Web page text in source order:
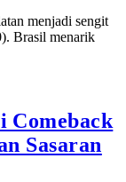
menjadi sengit
Brasil menarik
Comeback
Sasaran